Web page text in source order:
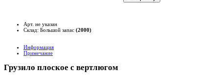
Арт. не указан
Склад: Большой запас (2000)
Информация
Примечание
Грузило плоское с вертлюгом